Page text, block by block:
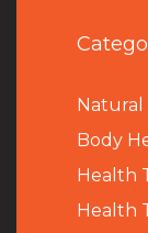
Natural
Body
Health
Health